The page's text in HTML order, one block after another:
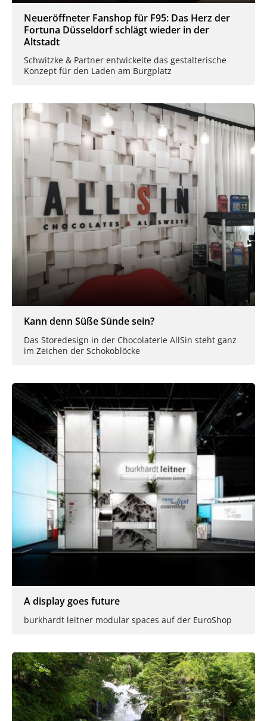
Neueröffneter Fanshop für F95: Das Herz der
Fortuna Düsseldorf schlägt wieder in der
Altstadt
Schwitzke & Partner entwickelte das gestalterische
Konzept für den Laden am Burgplatz
Kann denn Süße Sünde sein?
Das Storedesign in der Chocolaterie AllSin steht ganz
im Zeichen der Schokoblöcke
A display goes future
burkhardt leitner modular spaces auf der EuroShop